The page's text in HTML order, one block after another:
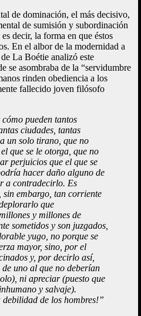
de dominación, el más decisivo,
de sumisión y subordinación
decir, la forma en que éstos
En el albor de la modernidad a
La Boétie analizó este
se asombraba de la “servidumbre
rinden obediencia a los
fallecido joven filósofo
pueden tantos
ciudades, tantas
un solo tirano, que no
que se le otorga, que no
perjuicios que el que se
hacer daño alguno de
a contradecirlo. Es
sin embargo, tan corriente
que
y millones de
sometidos y son juzgados,
yugo, no porque se
mayor, sino, por el
y, por decirlo así,
uno al que no deberían
ni apreciar (puesto que
y salvaje).
debilidad de los hombres!”